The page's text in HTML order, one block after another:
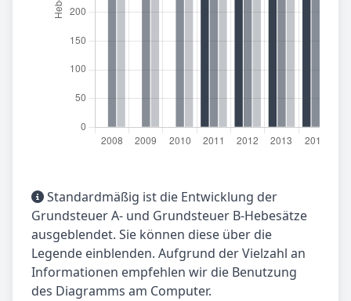
Standardmäßig ist die Entwicklung der
Grundsteuer A- und Grundsteuer B-Hebesätze
ausgeblendet. Sie können diese über die
Legende einblenden. Aufgrund der Vielzahl an
Informationen empfehlen wir die Benutzung
des Diagramms am Computer.